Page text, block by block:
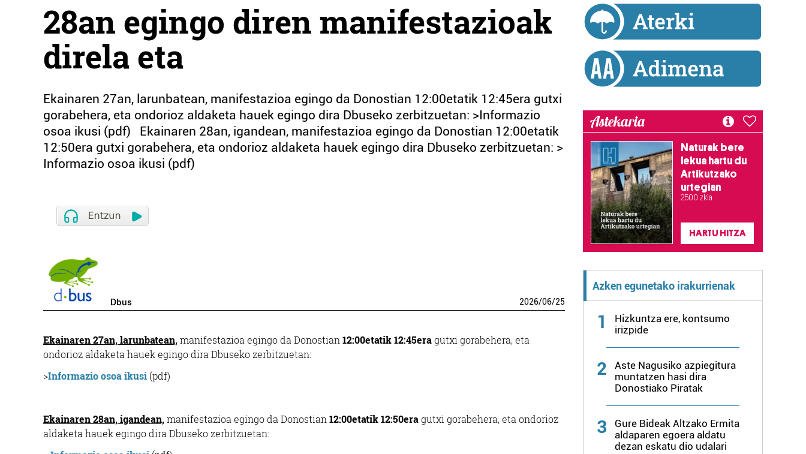
28an egingo diren manifestazioak
direla eta
Ekainaren 27an, larunbatean, manifestazioa egingo da Donostian 12:00etatik 12:45era gutxi
gorabehera, eta ondorioz aldaketa hauek egingo dira Dbuseko zerbitzuetan: >Informazio
osoa ikusi (pdf) Ekainaren 28an, igandean, manifestazioa egingo da Donostian 12:00etatik
12:50era gutxi gorabehera, eta ondorioz aldaketa hauek egingo dira Dbuseko zerbitzuetan: >
Informazio osoa ikusi (pdf)
Dbus 2026/06/25
Ekainaren 27an, larunbatean,manifestazioa egingo da Donostian 12:00etatik 12:45eragutxi gorabehera, eta
ondorioz aldaketa hauek egingo dira Dbuseko zerbitzuetan:
>Informazio osoa ikusi(pdf)
Ekainaren 28an, igandean,manifestazioa egingo da Donostian 12:00etatik 12:50eragutxi gorabehera, eta ondorioz
aldaketa hauek egingo dira Dbuseko zerbitzuetan:
Astekaria
Naturak bere
lekua hartu du
Artikutzako
urtegian
2.500 zkia.
HARTU HITZA
Azken egunetako irakurrienak
1
Hizkuntza ere, kontsumo
irizpide
2
Aste Nagusiko azpiegitura
muntatzen hasi dira
Donostiako Piratak
3
Gure Bideak Altzako Ermita
aldaparen egoera aldatu
dezan eskatu dio udalari